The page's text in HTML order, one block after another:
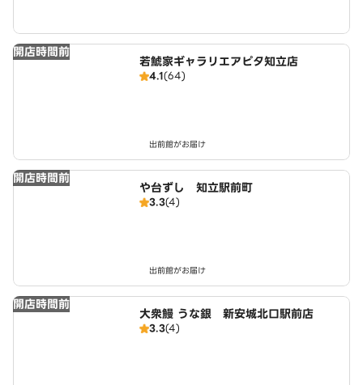
開店時間前
若鯱家ギャラリエアピタ知立店
4.1(64)
出前館がお届け
開店時間前
や台ずし 知立駅前町
3.3(4)
出前館がお届け
開店時間前
大衆鰻 うな銀 新安城北口駅前店
3.3(4)